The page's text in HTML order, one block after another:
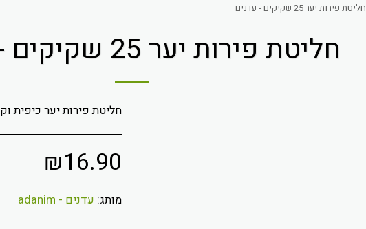
חליטת פירות יער 25 שקיקים - עדנים
חליטת פירות יער 25 שקיקים - עדנים
חליטת פירות יער כיפית
₪16.90
מותג: עדנים - adanim